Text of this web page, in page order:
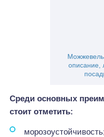
описание,
Среди основных
стоит отметить: